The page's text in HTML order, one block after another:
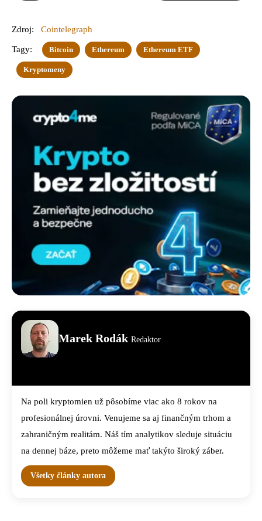
Zdroj: Cointelegraph
Tagy: Bitcoin Ethereum Ethereum ETF
Kryptomeny
Marek Rodák Redaktor
Na poli kryptomien už pôsobíme viac ako 8 rokov na
profesionálnej úrovni. Venujeme sa aj finančným trhom a
zahraničným realitám. Náš tím analytikov sleduje situáciu
na dennej báze, preto môžeme mať takýto široký záber.
Všetky články autora